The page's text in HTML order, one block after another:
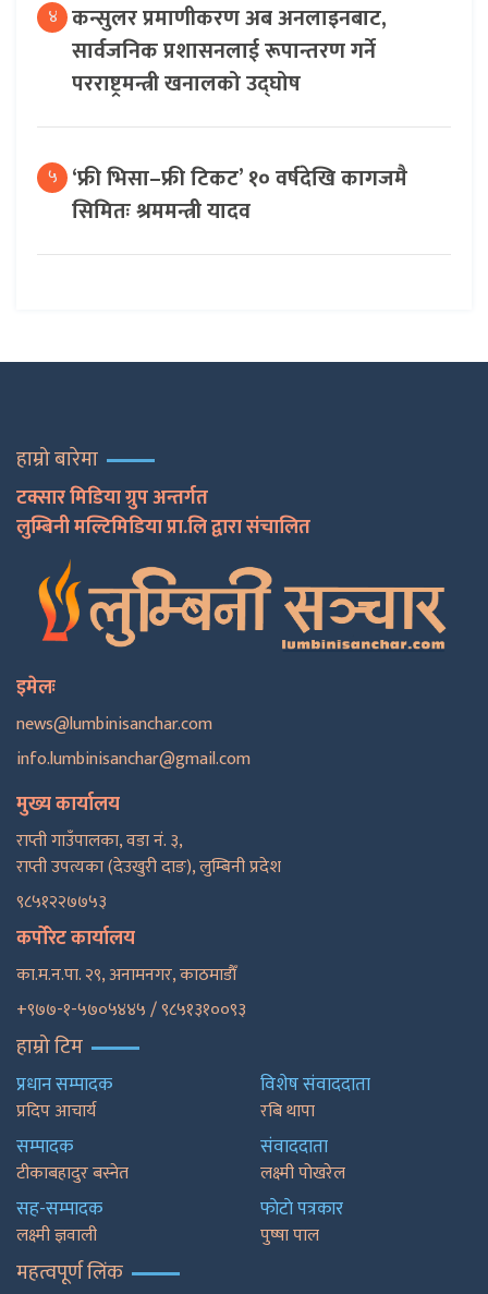
४ कन्सुलर प्रमाणीकरण अब अनलाइनबाट,
सार्वजनिक प्रशासनलाई रूपान्तरण गर्ने
परराष्ट्रमन्त्री खनालको उद्घोष
५ ‘फ्री भिसा–फ्री टिकट’ १० वर्षदेखि कागजमै
सिमितः श्रममन्त्री यादव
हाम्रो बारेमा
टक्सार मिडिया ग्रुप अन्तर्गत
लुम्बिनी मल्टिमिडिया प्रा.लि द्वारा संचालित
इमेलः
news@lumbinisanchar.com
info.lumbinisanchar@gmail.com
मुख्य कार्यालय
राप्ती गाउँपालका, वडा नं. ३,
राप्ती उपत्यका (देउखुरी दाङ), लुम्बिनी प्रदेश
९८५१२२७७५३
कर्पोरेट कार्यालय
का.म.न.पा. २९, अनामनगर, काठमाडाैँ
+९७७-१-५७०५४४५ / ९८५१३१००९३
हाम्रो टिम
प्रधान सम्पादक
प्रदिप आचार्य
सम्पादक
टीकाबहादुर बस्नेत
सह-सम्पादक
लक्ष्मी ज्ञवाली
विशेष संवाददाता
रबि थापा
संवाददाता
लक्ष्मी पोखरेल
फाेटाे पत्रकार
पुष्षा पाल
महत्वपूर्ण लिंक